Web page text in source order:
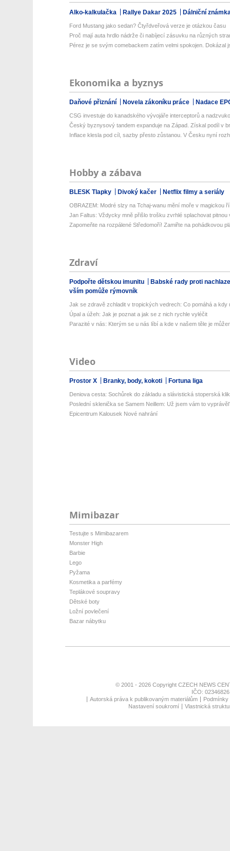
Alko-kalkulačka Rallye Dakar 2025 Dálniční
Ford Mustang jako sedan? Čtyřdveřová verze je otázkou času
Proč mají auta hrdlo nádrže či nabíjecí zásuvku na různých
Pérez je se svým comebackem zatím velmi spokojen. Dokázal
Ekonomika a byznys
Daňové přiznání Novela zákoníku práce Nadace
CSG investuje do kanadského vývojáře interceptorů a
Český byznysový tandem expanduje na Západ. Získal podíl v
Inflace klesla pod cíl, sazby přesto zůstanou. V Česku nyní
Hobby a zábava
BLESK Tlapky Divoký kačer Netflix filmy a seriály
OBRAZEM: Modré slzy na Tchaj-wanu mění moře v magickou
Jan Faltus: Vždycky mně přišlo trošku zvrhlé splachovat pitnou
Zapomeňte na rozpálené Středomoří! Zamiřte na pohádkovou
Zdraví
Podpořte dětskou imunitu
Babské rady proti
vším pomůže rýmovník
Jak se zdravě zchladit v tropických vedrech: Co pomáhá a kdy
Úpal a úžeh: Jak je poznat a jak se z nich rychle vyléčit
Parazité v nás: Kterým se u nás líbí a kde v našem těle je
Video
Prostor X Branky, body, kokoti Fortuna liga
Deniova cesta: Sochůrek do základu a slávistická stoperská
Poslední sklenička se Samem Neillem: Už jsem vám to
Epicentrum Kalousek Nové nahrání
Mimibazar
Testujte s Mimibazarem
Monster High
Barbie
Lego
Pyžama
Kosmetika a parfémy
Teplákové soupravy
Dětské boty
Ložní povlečení
Bazar nábytku
© 2001 - 2026 Copyright CZECH NEWS
IČO:
Autorská práva k publikovaným materiálům
Nastavení soukromí
Vlastnická